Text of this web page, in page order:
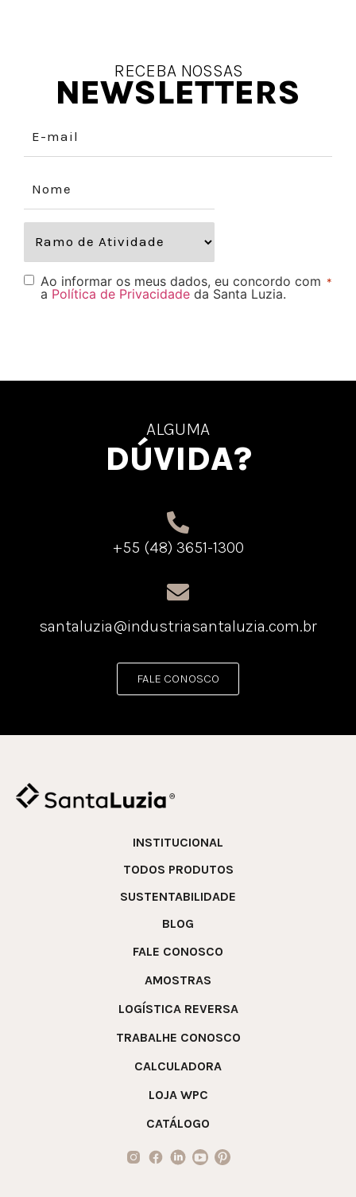
RECEBA NOSSAS
NEWSLETTERS
Ao informar os meus dados, eu concordo com
a Política de Privacidade da Santa Luzia.
*
ALGUMA
DÚVIDA?
+55 (48) 3651-1300
santaluzia@industriasantaluzia.com.br
FALE CONOSCO
INSTITUCIONAL
TODOS PRODUTOS
SUSTENTABILIDADE
BLOG
FALE CONOSCO
AMOSTRAS
LOGÍSTICA REVERSA
TRABALHE CONOSCO
CALCULADORA
LOJA WPC
CATÁLOGO